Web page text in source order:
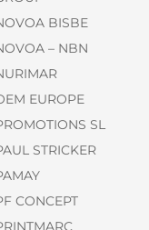
BISBE
– NBN
EUROPE
SL
STRICKER
CONCEPT